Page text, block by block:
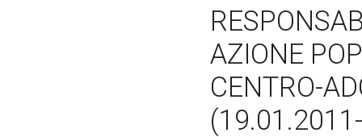
AZIONE
CENTRO-